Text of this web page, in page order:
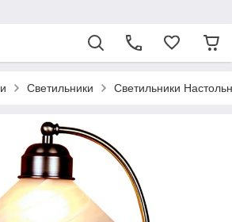
Светильники Светильники